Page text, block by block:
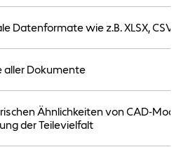
Datenformate wie z.B. XLSX, CSV,
aller Dokumente
Ähnlichkeiten von CAD-
der Teilevielfalt